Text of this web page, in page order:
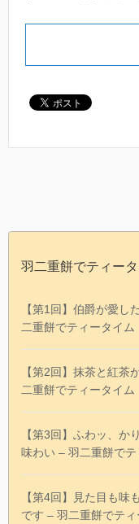
羽二重餅でティー
【第1回】伯爵が愛し
二重餅でティータイム
【第2回】抹茶と紅茶
二重餅でティータイム
【第3回】ふわッ、か
味わい – 羽二重餅でテ
【第4回】見た目も味
です – 羽二重餅でティ